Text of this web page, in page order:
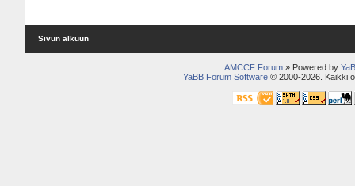
Sivun alkuun
AMCCF Forum » Powered by
YaBB Forum Software© 2000-2026. Kaikki